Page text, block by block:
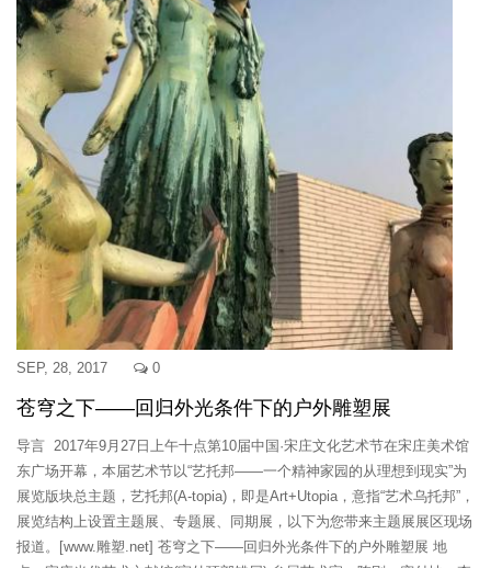
SEP, 28, 2017 0
苍穹之下——回归外光条件下的户外雕塑展
导言 2017年9月27日上午十点第10届中国·宋庄文化艺术节在宋庄美术馆
东广场开幕，本届艺术节以“艺托邦——一个精神家园的从理想到现实”为
展览版块总主题，艺托邦(A-topia)，即是Art+Utopia，意指“艺术乌托邦”，
展览结构上设置主题展、专题展、同期展，以下为您带来主题展展区现场
报道。[www.雕塑.net] 苍穹之下——回归外光条件下的户外雕塑展 地